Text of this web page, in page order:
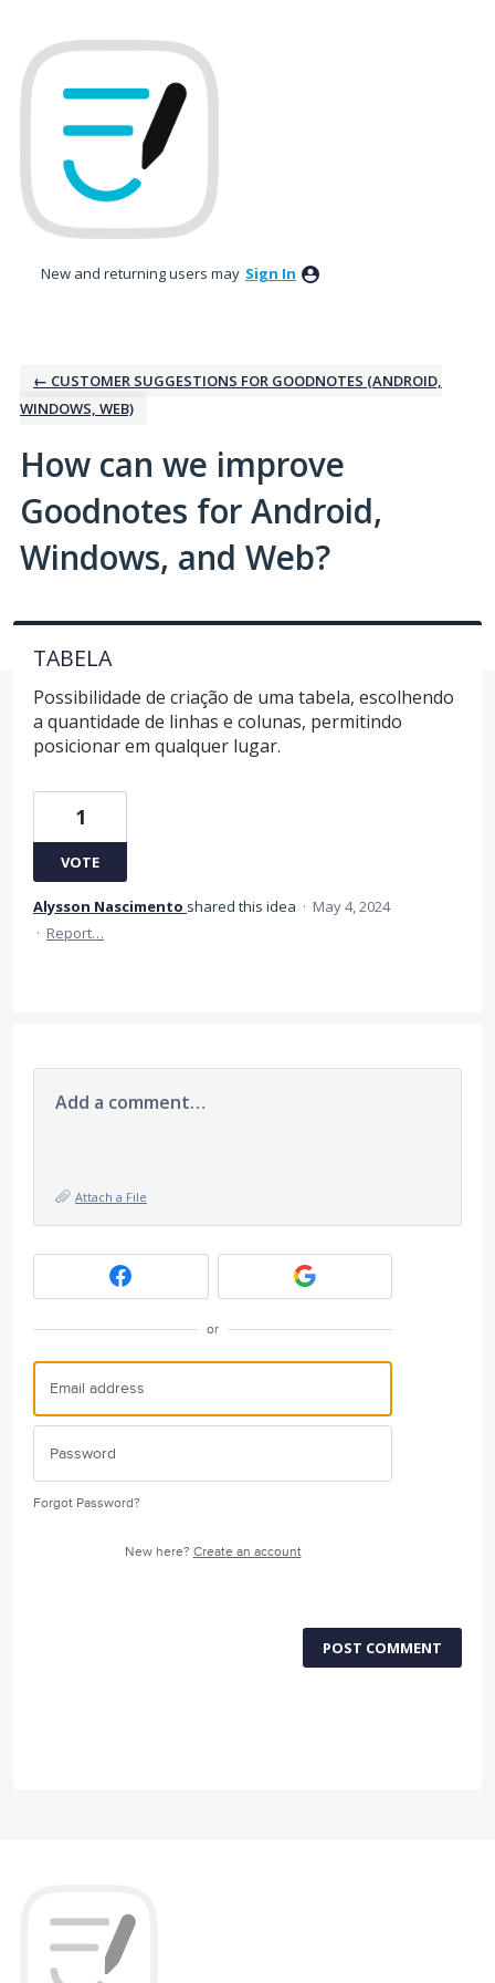
to
content
New and returning users may Sign In
← CUSTOMER SUGGESTIONS FOR GOODNOTES (ANDROID,
WINDOWS, WEB)
How can we improve
Goodnotes for Android,
Windows, and Web?
TABELA
Possibilidade de criação de uma tabela, escolhendo
a quantidade de linhas e colunas, permitindo
posicionar em qualquer lugar.
1
VOTE
Alysson Nascimento shared this idea · May 4, 2024
· Report…
Add a comment…
Attach a File
or
Forgot Password?
New here? Create an account
POST COMMENT